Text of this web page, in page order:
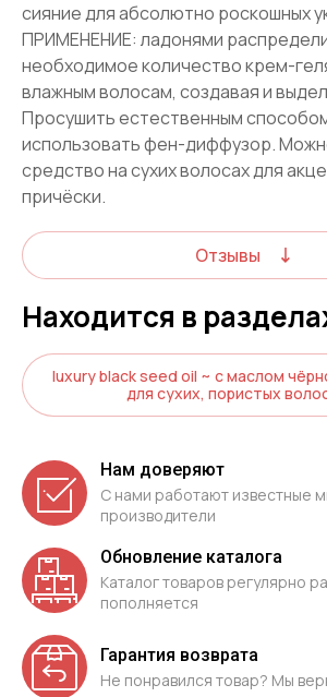
сияние для абсолютно роскошных
ПРИМЕНЕНИЕ: ладонями
необходимое количество крем-
влажным волосам, создавая и
Просушить естественным
использовать фен-диффузор.
средство на сухих волосах для
причёски.
Отзывы
Находится в
luxury black seed oil ~ с маслом
для сухих, пористых
Нам доверяют
С нами работают известные
производители
Обновление каталога
Каталог товаров регулярно
пополняется
Гарантия возврата
Не понравился товар? Мы